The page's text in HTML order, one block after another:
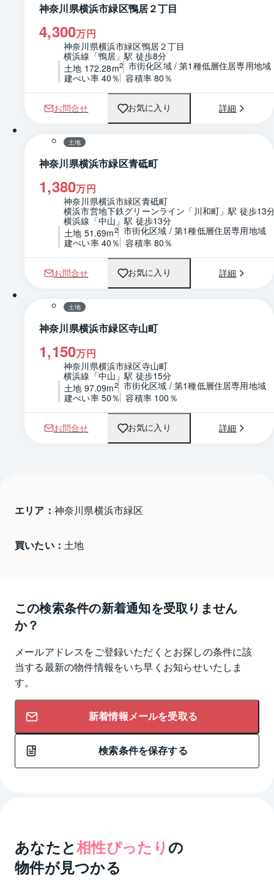
神奈川県横浜市緑区鴨居２丁目
4,300万円
神奈川県横浜市緑区鴨居２丁目
横浜線「鴨居」駅 徒歩8分
土地 172.28m2 市街化区域 / 第1種低層住居専用地域
建ぺい率 40％ 容積率 80％
お問合せ お気に入り 詳細
1 / 0 区画図
土地
神奈川県横浜市緑区青砥町
1,380万円
神奈川県横浜市緑区青砥町
横浜市営地下鉄グリーンライン「川和町」駅 徒歩13
横浜線「中山」駅 徒歩13分
土地 51.69m2 市街化区域 / 第1種低層住居専用地域
建ぺい率 40％ 容積率 80％
お問合せ お気に入り 詳細
1 / 0 区画図
土地
神奈川県横浜市緑区寺山町
1,150万円
神奈川県横浜市緑区寺山町
横浜線「中山」駅 徒歩15分
土地 97.09m2 市街化区域 / 第1種低層住居専用地域
建ぺい率 50％ 容積率 100％
お問合せ お気に入り 詳細
エリア： 神奈川県横浜市緑区
買いたい： 土地
この検索条件の新着通知を受取りません
か？
メールアドレスをご登録いただくとお探しの条件に該
当する最新の物件情報をいち早くお知らせいたしま
す。
新着情報メールを受取る
検索条件を保存する
あなたと相性ぴったり の
物件が見つかる